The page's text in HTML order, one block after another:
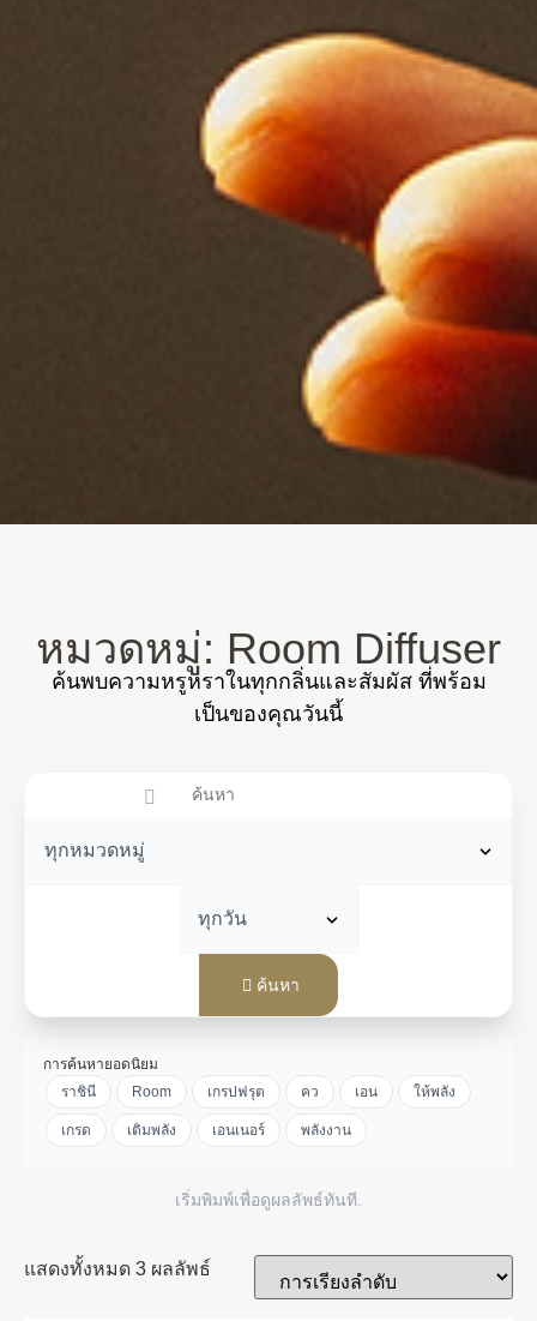
หมวดหมู่: Room Diffuser
ค้นพบความหรูหราในทุกกลิ่นและสัมผัส ที่พร้อม
เป็นของคุณวันนี้
ค้นหา
การค้นหายอดนิยม
ราชินี
Room เกรปฟรุต คว เอน ให้พลัง
เกรด เติมพลัง เอนเนอร์ พลังงาน
เริ่มพิมพ์เพื่อดูผลลัพธ์ทันที.
แสดงทั้งหมด 3 ผลลัพธ์